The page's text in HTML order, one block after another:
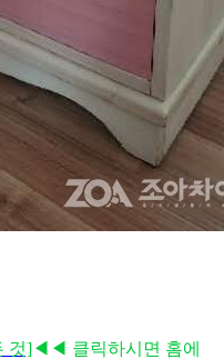
것]◀◀ 클릭하시면 홈에